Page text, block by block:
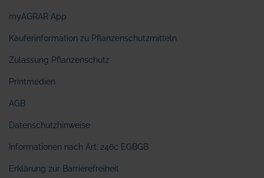
myAGRAR App
Käuferinformation zu Pflanzenschutzmitteln
Zulassung Pflanzenschutz
Printmedien
AGB
Datenschutzhinweise
Informationen nach Art. 246c EGBGB
Erklärung zur Barrierefreiheit